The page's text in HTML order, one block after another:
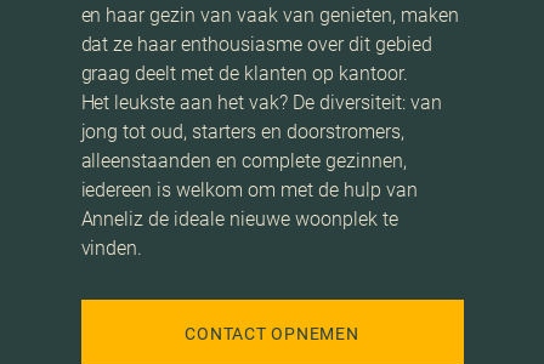
en haar gezin van vaak van genieten, maken
dat ze haar enthousiasme over dit gebied
graag deelt met de klanten op kantoor.
Het leukste aan het vak? De diversiteit: van
jong tot oud, starters en doorstromers,
alleenstaanden en complete gezinnen,
iedereen is welkom om met de hulp van
Anneliz de ideale nieuwe woonplek te
vinden.
CONTACT OPNEMEN